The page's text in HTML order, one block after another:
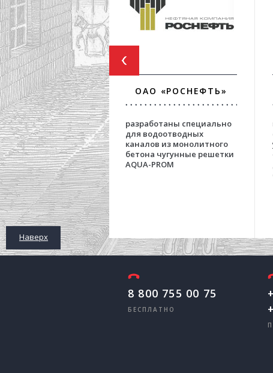
ОАО «РОСНЕФТЬ»
разработаны специально
для водоотводных
каналов из монолитного
бетона чугунные решетки
AQUA-PROM
Наверх
8 800 755 00 75
БЕСПЛАТНО